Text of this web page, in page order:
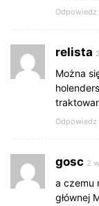
Odpowiedz
relista
Można
Odpowiedz
gosc 2
a czemu
głównej